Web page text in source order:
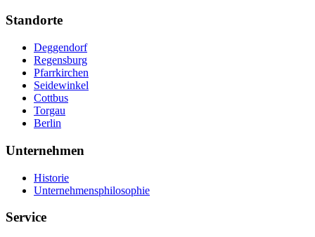
Standorte
Deggendorf
Regensburg
Pfarrkirchen
Seidewinkel
Cottbus
Torgau
Berlin
Unternehmen
Historie
Unternehmensphilosophie
Service